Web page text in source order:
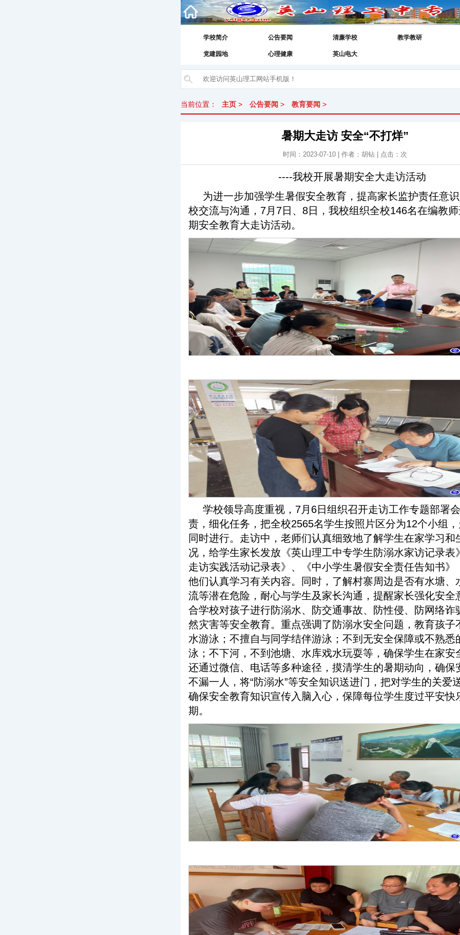
学校简介 公告要闻 清廉学校 教学教研
党建园地 心理健康 英山电大
当前位置： 主页 > 公告要闻 > 教育要闻 >
暑期大走访 安全“不打烊”
时间：2023-07-10 | 作者：胡钻 | 点击： 次
----我校开展暑期安全大走访活动
为进一步加强学生暑假安全教育，提高家长监护责任意
校交流与沟通，7月7日、8日，我校组织全校146名在编教
期安全教育大走访活动。
学校领导高度重视，7月6日组织召开走访工作专题部署
责，细化任务，把全校2565名学生按照片区分为12个小组
同时进行。走访中，老师们认真细致地了解学生在家学习和
况，给学生家长发放《英山理工中专学生防溺水家访记录表
走访实践活动记录表》、《中小学生暑假安全责任告知书》
他们认真学习有关内容。同时，了解村寨周边是否有水塘、
流等潜在危险，耐心与学生及家长沟通，提醒家长强化安全
合学校对孩子进行防溺水、防交通事故、防性侵、防网络诈
然灾害等安全教育。重点强调了防溺水安全问题，教育孩子
水游泳；不擅自与同学结伴游泳；不到无安全保障或不熟悉
泳；不下河，不到池塘、水库戏水玩耍等，确保学生在家安
还通过微信、电话等多种途径，摸清学生的暑期动向，确保
不漏一人，将“防溺水”等安全知识送进门，把对学生的关爱
确保安全教育知识宣传入脑入心，保障每位学生度过平安快
期。